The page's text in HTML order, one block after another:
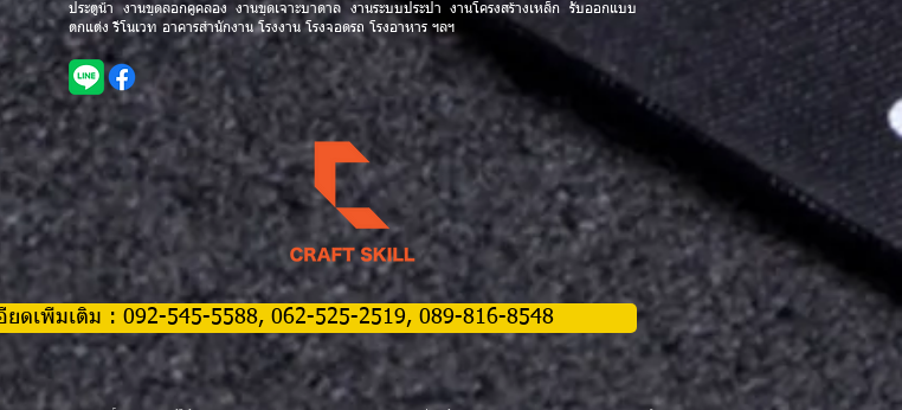
ประตูน้ำ งานขุดลอกคูคลอง งานขุดเจาะบาดาล งานระบบประปา งานโครงสร้างเหล็ก รับออกแบบ
ตกแต่ง รีโนเวท อาคารสำนักงาน โรงงาน โรงจอดรถ โรงอาหาร ฯลฯ
ดเพิ่มเติม : 092-545-5588, 062-525-2519, 089-816-8548